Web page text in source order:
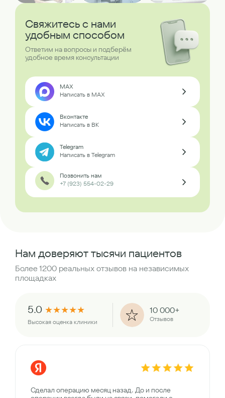
Свяжитесь с нами
удобным способом
Ответим на вопросы и подберём
удобное время консультации
MAX
Написать в MAX
Вконтакте
Написать в ВК
Telegram
Написать в Telegram
Позвонить нам
+7 (923) 554-02-29
Нам доверяют тысячи пациентов
Более 1200 реальных отзывов на независимых
площадках
5.0 ★★★★★
Высокая оценка клиники
10 000+
Отзывов
Сделал операцию месяц назад. До и после